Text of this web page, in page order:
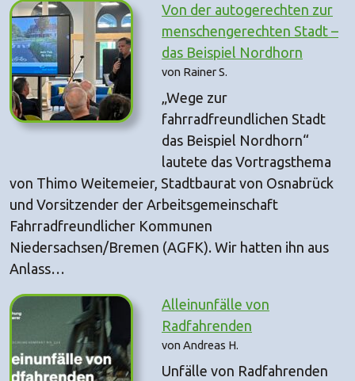
Von der autogerechten zur
menschengerechten Stadt –
das Beispiel Nordhorn
von Rainer S.
„Wege zur
fahrradfreundlichen Stadt
das Beispiel Nordhorn“
lautete das Vortragsthema
von Thimo Weitemeier, Stadtbaurat von Osnabrück
und Vorsitzender der Arbeitsgemeinschaft
Fahrradfreundlicher Kommunen
Niedersachsen/Bremen (AGFK). Wir hatten ihn aus
Anlass…
Alleinunfälle von
Radfahrenden
von Andreas H.
Unfälle von Radfahrenden